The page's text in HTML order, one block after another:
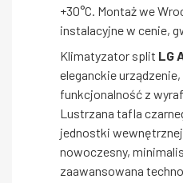
+30°C. Montaż we
instalacyjne w cenie,
Klimatyzator split LG
eleganckie
funkcjonalność z
Lustrzana tafla
jednostki
nowoczesny,
zaawansowana